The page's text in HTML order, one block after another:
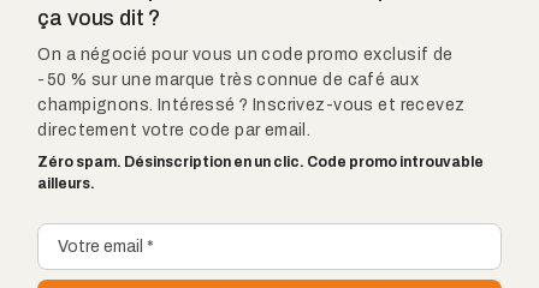
ça vous dit ?
On a négocié pour vous un code promo exclusif de
-50 % sur une marque très connue de café aux
champignons. Intéressé ? Inscrivez-vous et recevez
directement votre code par email.
Zéro spam. Désinscription en un clic. Code promo introuvable
ailleurs.